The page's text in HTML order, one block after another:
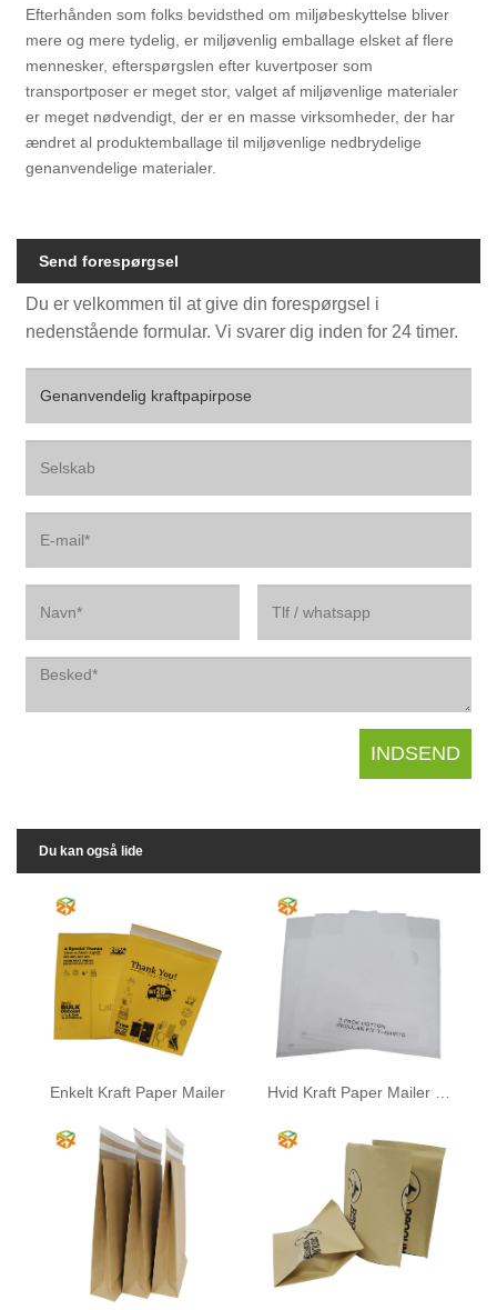
Efterhånden som folks bevidsthed om miljøbeskyttelse bliver
mere og mere tydelig, er miljøvenlig emballage elsket af flere
mennesker, efterspørgslen efter kuvertposer som
transportposer er meget stor, valget af miljøvenlige materialer
er meget nødvendigt, der er en masse virksomheder, der har
ændret al produktemballage til miljøvenlige nedbrydelige
genanvendelige materialer.
Send forespørgsel
Du er velkommen til at give din forespørgsel i
nedenstående formular. Vi svarer dig inden for 24 timer.
Du kan også lide
Enkelt Kraft Paper Mailer